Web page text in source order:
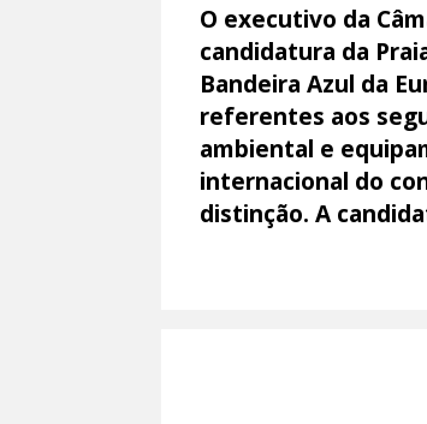
O executivo da
candidatura da
Bandeira Azul da
referentes aos
ambiental e
internacional do
distinção. A